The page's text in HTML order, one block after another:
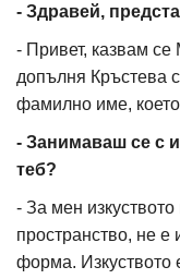
- Здравей,
- Привет, казвам
допълня Кръстева
фамилно име,
- Занимаваш се с
теб?
- За мен
пространство, не е
форма. Изкуството